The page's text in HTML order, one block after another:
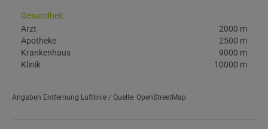
Gesundheit
Arzt
2000 m
Apotheke
2500 m
Krankenhaus
9000 m
Klinik
10000 m
Angaben Entfernung Luftlinie / Quelle: OpenStreetMap